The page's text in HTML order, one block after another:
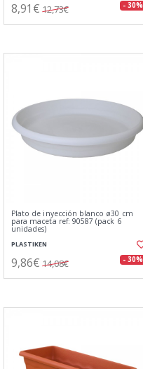
8,91€ 12,73€ - 30%
Plato de inyección blanco ø30 cm
para maceta ref: 90587 (pack 6
unidades)
PLASTIKEN
9,86€ 14,08€ - 30%